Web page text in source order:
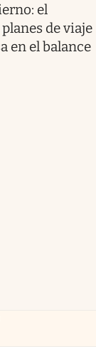
el
de viaje
en el balance